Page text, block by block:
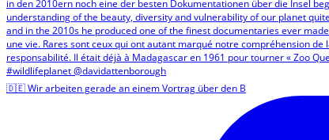
🇩🇪 Wir arbeiten gerade an einem Vortrag über den B